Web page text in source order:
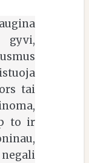
tai
to ir